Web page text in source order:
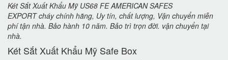
Két Sắt Xuất Khẩu Mỹ US68 FE AMERICAN SAFES
EXPORT cháy chính hãng, Uy tín, chất lượng, Vận chuyển miễn
phí tận nhà. Bảo hành 10 năm. Bảo trì trọn đời. vận chuyển tại
nhà.
Két Sắt Xuất Khẩu Mỹ Safe Box